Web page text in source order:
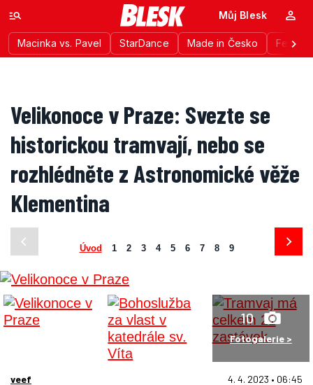
Macinka vs. Pavel StarDance Made in Česko
Můj Blesk
Velikonoce v Praze: Svezte se
historickou tramvají, nebo se
rozhlédněte z Astronomické věže
Klementina
Úvod 1 2 3 4 5 6 7 8 9
10
Fotogalerie >
veef 4. 4. 2023 • 06:45